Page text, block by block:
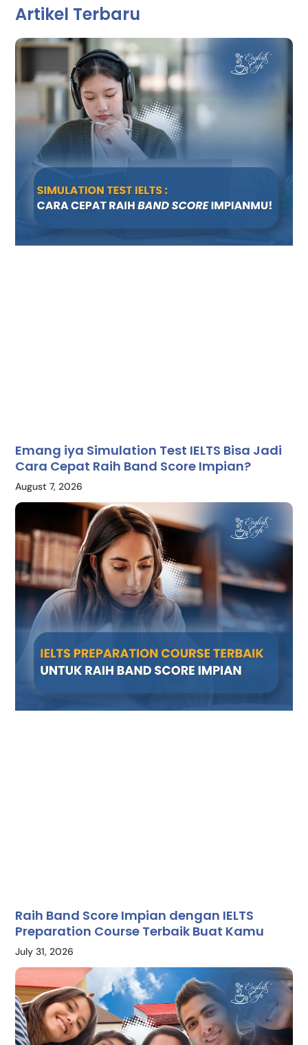
Artikel Terbaru
Emang iya Simulation Test IELTS Bisa Jadi
Cara Cepat Raih Band Score Impian?
August 7, 2026
Raih Band Score Impian dengan IELTS
Preparation Course Terbaik Buat Kamu
July 31, 2026